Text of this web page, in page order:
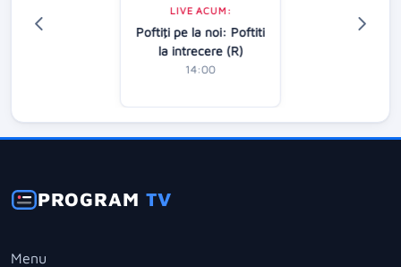
LIVE ACUM:
Poftiţi pe la noi: Poftiti
la intrecere (R)
14:00
PROGRAMTV
Menu